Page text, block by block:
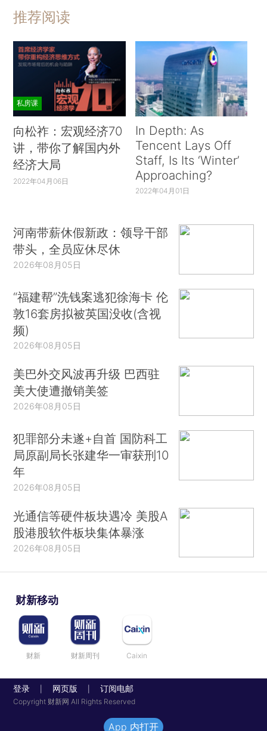
推荐阅读
私房课
向松祚：宏观经济70
讲，带你了解国内外
经济大局
2022年04月06日
In Depth: As
Tencent Lays Off
Staff, Is Its ‘Winter’
Approaching?
2022年04月01日
河南带薪休假新政：领导干部
带头，全员应休尽休
2026年08月05日
“福建帮”洗钱案逃犯徐海卡 伦
敦16套房拟被英国没收(含视
频)
2026年08月05日
美巴外交风波再升级 巴西驻
美大使遭撤销美签
2026年08月05日
犯罪部分未遂+自首 国防科工
局原副局长张建华一审获刑10
年
2026年08月05日
光通信等硬件板块遇冷 美股A
股港股软件板块集体暴涨
2026年08月05日
财新移动
财新 财新周刊 Caixin
登录 网页版 订阅电邮
Copyright 财新网 All Rights Reserved
App 内打开